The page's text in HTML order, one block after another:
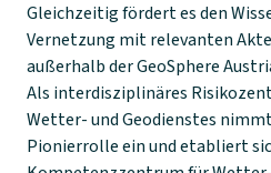
Gleichzeitig fördert es den
Vernetzung mit relevanten
außerhalb der GeoSphere
Als interdisziplinäres
Wetter- und Geodienstes
Pionierrolle ein und etabliert